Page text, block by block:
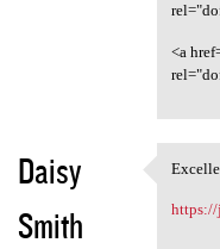
<a
Daisy
Smith